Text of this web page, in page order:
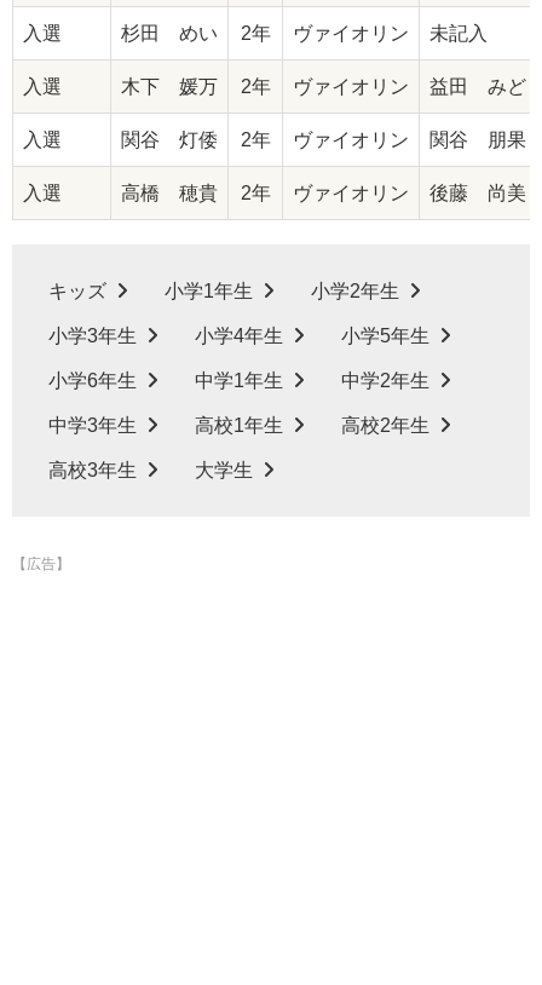
入選 杉田 めい 2年 ヴァイオリン 未記入
入選 木下 媛万 2年 ヴァイオリン 益田 みど
入選 関谷 灯倭 2年 ヴァイオリン 関谷 朋果
入選 高橋 穂貴 2年 ヴァイオリン 後藤 尚美
キッズ 小学1年生 小学2年生
小学3年生 小学4年生 小学5年生
小学6年生 中学1年生 中学2年生
中学3年生 高校1年生 高校2年生
高校3年生 大学生